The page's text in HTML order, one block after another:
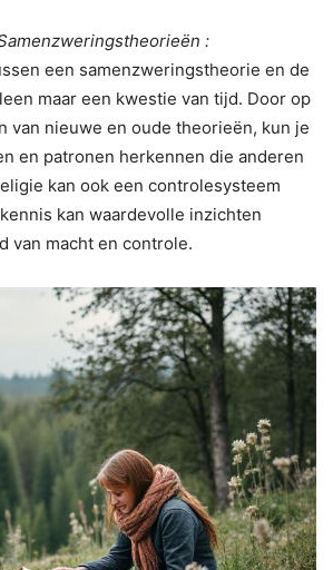
:
een samenzweringstheorie en de
maar een kwestie van tijd. Door op
van nieuwe en oude theorieën, kun je
en patronen herkennen die anderen
kan ook een controlesysteem
kan waardevolle inzichten
van macht en controle.